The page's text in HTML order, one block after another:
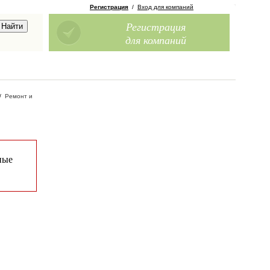
Регистрация / Вход для компаний
Регистрация
для компаний
Ремонт и